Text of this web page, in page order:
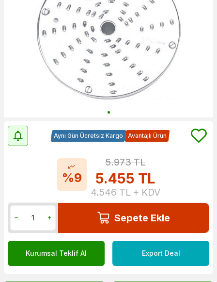
Aynı Gün Ücretsiz Kargo Avantajlı Ürün
%9
5.973TL
5.455 TL
4.546 TL + KDV
Sepete Ekle
Kurumsal Teklif Al Export Deal